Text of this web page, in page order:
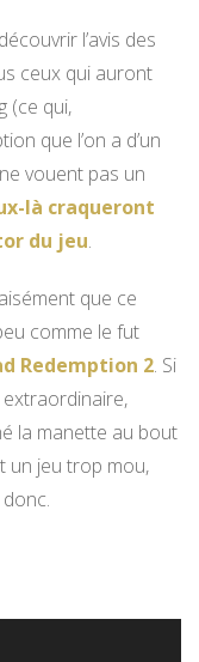
l’avis des
ceux qui auront
(ce qui,
que l’on a d’un
vouent pas un
là craqueront
du jeu.
que ce
comme le fut
Redemption 2. Si
la manette au bout
un jeu trop mou,